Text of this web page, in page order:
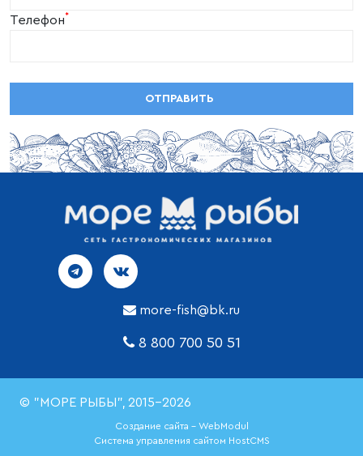
Телефон*
more-fish@bk.ru
8 800 700 50 51
© "МОРЕ РЫБЫ", 2015-2026
Создание сайта - WebModul
Система управления сайтом HostCMS